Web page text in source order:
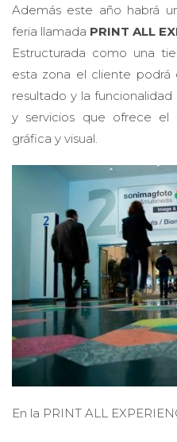
Además este año habrá
feria llamada PRINT ALL
Estructurada como una
esta zona el cliente
resultado y la
y servicios que ofrece el
gráfica y visual.
En la PRINT ALL